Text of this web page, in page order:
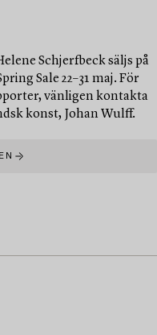
Schjerfbeck säljs på
Sale 22–31 maj. För
vänligen kontakta
konst, Johan Wulff.